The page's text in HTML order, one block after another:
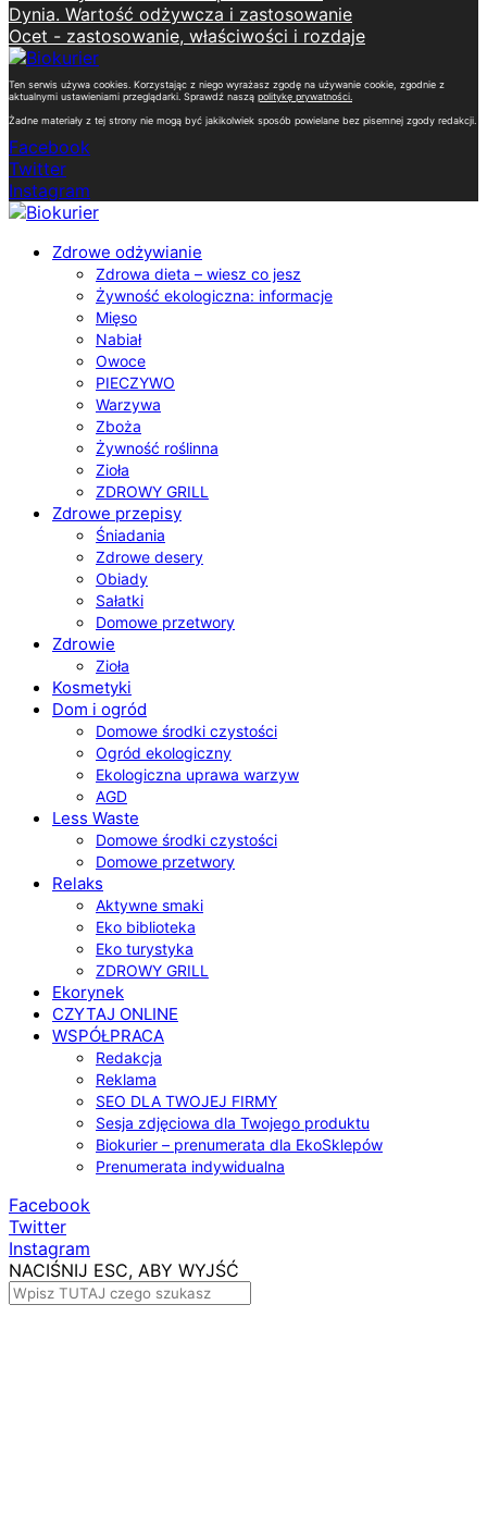
Dynia. Wartość odżywcza i zastosowanie
Ocet - zastosowanie, właściwości i rozdaje
Ten serwis używa cookies. Korzystając z niego wyrażasz zgodę na używanie cookie, zgodnie z
aktualnymi ustawieniami przeglądarki. Sprawdź naszą politykę prywatności
Żadne materiały z tej strony nie mogą być jakikolwiek sposób powielane bez pisemnej zgody redakcji.
Facebook
Twitter
Instagram
Zdrowe odżywianie
Zdrowa dieta – wiesz co jesz
Żywność ekologiczna: informacje
Mięso
Nabiał
Owoce
PIECZYWO
Warzywa
Zboża
Żywność roślinna
Zioła
ZDROWY GRILL
Zdrowe przepisy
Śniadania
Zdrowe desery
Obiady
Sałatki
Domowe przetwory
Zdrowie
Zioła
Kosmetyki
Dom i ogród
Domowe środki czystości
Ogród ekologiczny
Ekologiczna uprawa warzyw
AGD
Less Waste
Domowe środki czystości
Domowe przetwory
Relaks
Aktywne smaki
Eko biblioteka
Eko turystyka
ZDROWY GRILL
Ekorynek
CZYTAJ ONLINE
WSPÓŁPRACA
Redakcja
Reklama
SEO DLA TWOJEJ FIRMY
Sesja zdjęciowa dla Twojego produktu
Biokurier – prenumerata dla EkoSklepów
Prenumerata indywidualna
Facebook
Twitter
Instagram
NACIŚNIJ ESC, ABY WYJŚĆ